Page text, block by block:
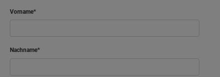
Vorname
Nachname